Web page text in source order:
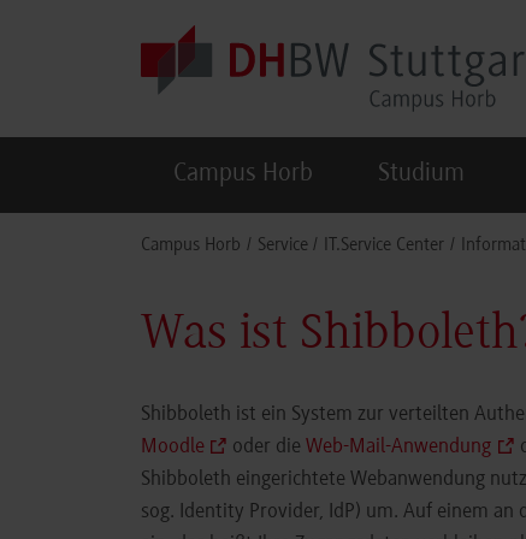
Campus Horb Studium
Campus Horb Service IT.Service Center
Was ist
Shibboleth ist ein System zur verteilten
Moodle
oder dieWeb-Mail-Anwendung
Shibboleth eingerichtete Webanwendung
sog. Identity Provider, IdP) um. Auf einem